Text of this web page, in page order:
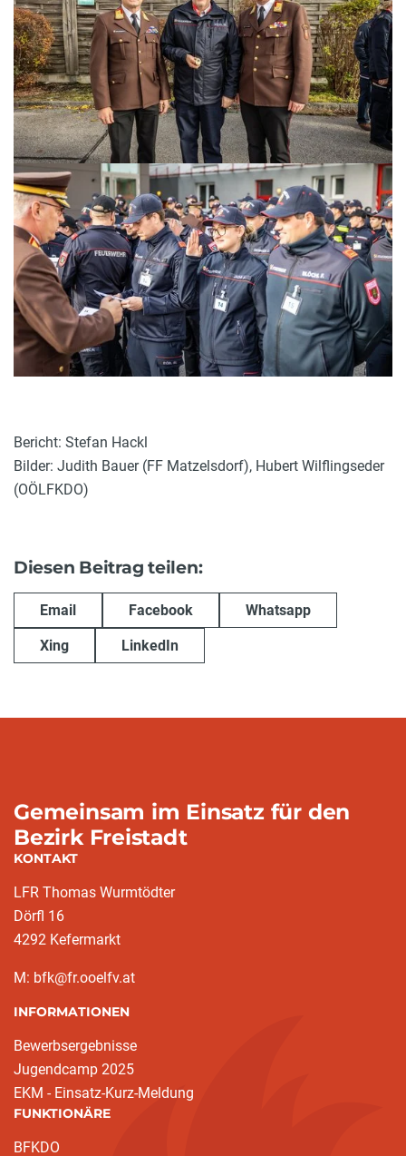
Bericht: Stefan Hackl
Bilder: Judith Bauer (FF Matzelsdorf), Hubert Wilflingseder
(OÖLFKDO)
Diesen Beitrag teilen:
Email Facebook Whatsapp
Xing LinkedIn
Gemeinsam im Einsatz für den
Bezirk Freistadt
KONTAKT
LFR Thomas Wurmtödter
Dörfl 16
4292 Kefermarkt
M: bfk@fr.ooelfv.at
INFORMATIONEN
Bewerbsergebnisse
Jugendcamp 2025
EKM - Einsatz-Kurz-Meldung
FUNKTIONÄRE
BFKDO